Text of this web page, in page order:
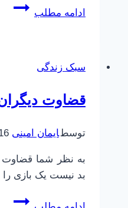
ادامه مطلب
آیا
در
خوشی
سبک زندگی
قضاوت
توسطایمان امینی 28
به نظر شما
بد نیست یک بازی را
قضاوت